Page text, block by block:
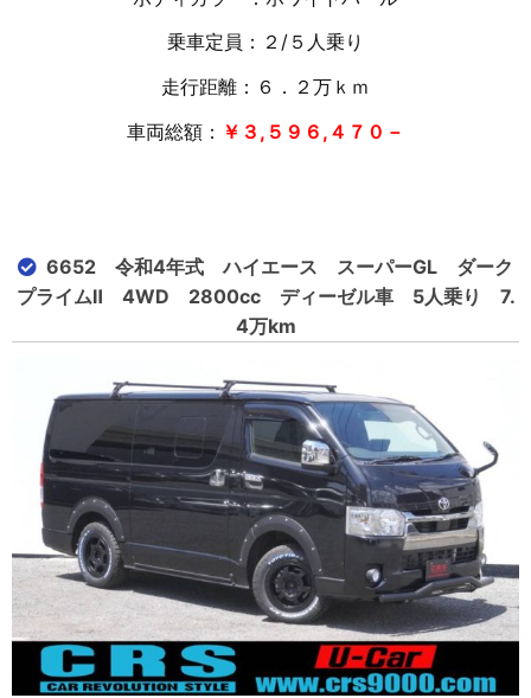
乗車定員：２/５人乗り
走行距離：６．２万 ｋｍ
車両総額： ￥３,５９６,４７０－
6652 令和4年式 ハイエース スーパーGL ダーク
プライムⅡ 4WD 2800cc ディーゼル車 5人乗り 7.
4万km